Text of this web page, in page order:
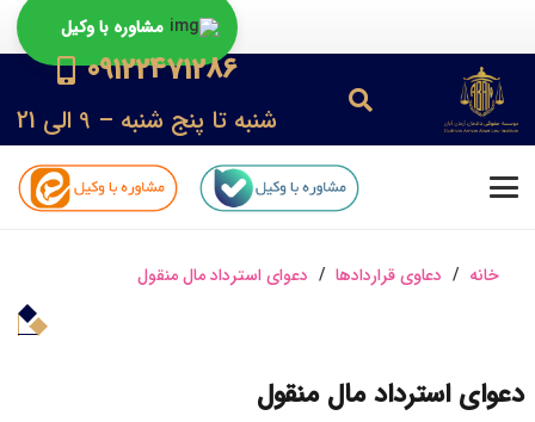
مشاوره با وکیل
09122471286
شنبه تا پنج شنبه – 9 الی 21
خانه / دعاوی قراردادها / دعوای استرداد مال منقول
دعوای استرداد مال منقول